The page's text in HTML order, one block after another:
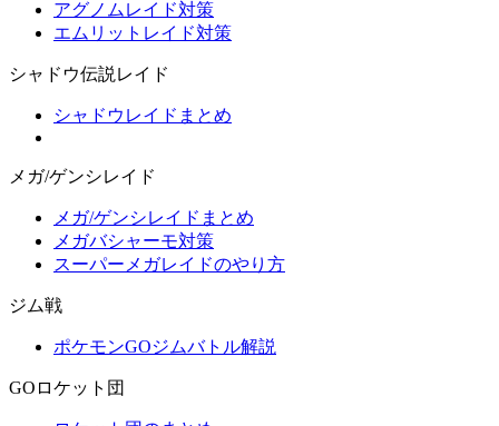
アグノムレイド対策
エムリットレイド対策
シャドウ伝説レイド
シャドウレイドまとめ
メガ/ゲンシレイド
メガ/ゲンシレイドまとめ
メガバシャーモ対策
スーパーメガレイドのやり方
ジム戦
ポケモンGOジムバトル解説
GOロケット団